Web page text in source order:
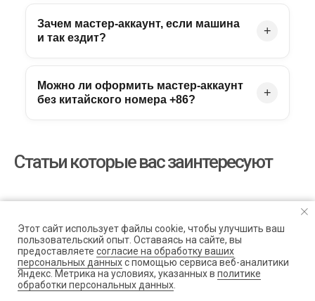
Зачем мастер-аккаунт, если машина
и так ездит?
+
Можно ли оформить мастер-аккаунт
без китайского номера +86?
+
Статьи которые вас заинтересуют
Этот сайт использует файлы cookie, чтобы улучшить ваш
пользовательский опыт. Оставаясь на сайте, вы
предоставляете согласие на обработку ваших
персональных данныхс помощью сервиса веб-аналитики
Яндекс. Метрика на условиях, указанных в политике
обработки персональных данных